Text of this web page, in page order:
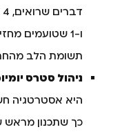
ו-1 שטועמים
תשומת הלב
ניהול סטרס
היא אסטרטגיה
כך שתכנון מראש